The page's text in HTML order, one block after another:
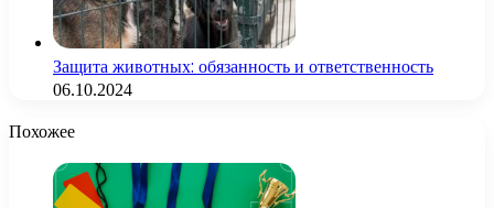
Защита животных: обязанность и ответственность
06.10.2024
Похожее